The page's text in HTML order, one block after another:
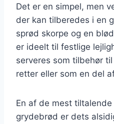
Det er en simpel, men
der kan tilberedes i en
sprød skorpe og en
er ideelt til festlige
serveres som tilbehør
retter eller som en del
En af de mest
grydebrød er dets